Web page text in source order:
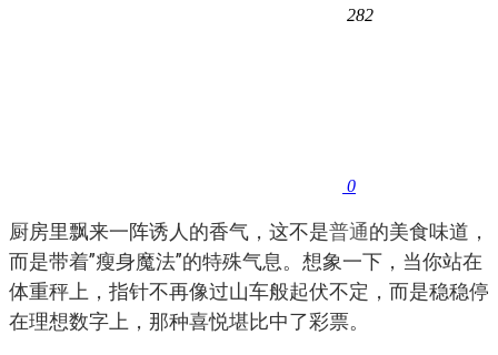
282
0
厨房里飘来一阵诱人的香气，这不是普通的美食味道，
而是带着”瘦身魔法”的特殊气息。想象一下，当你站在
体重秤上，指针不再像过山车般起伏不定，而是稳稳停
在理想数字上，那种喜悦堪比中了彩票。